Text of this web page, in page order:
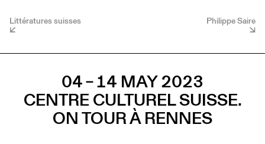
Littératures suisses Philippe Saire
04 – 14 MAY 2023
CENTRE CULTUREL SUISSE.
ON TOUR À RENNES